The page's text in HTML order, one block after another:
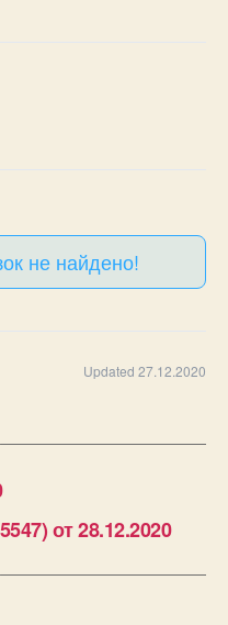
не найдено!
Updated 27.12.2020
от 28.12.2020